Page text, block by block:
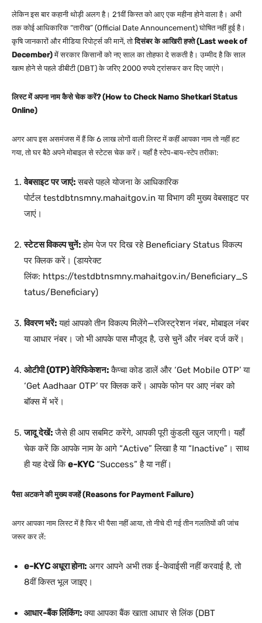
लेकिन इस बार कहानी थोड़ी अलग है। 21वीं किस्त को आए एक महीना होने वाला है। अभी
तक कोई आधिकारिक “तारीख” (Official Date Announcement) घोषित नहीं हुई है।
कृषि जानकारों और मीडिया रिपोर्ट्स की मानें, तोदिसंबर के आखिरी हफ्ते (Last week of
December)में सरकार किसानों को नए साल का तोहफा दे सकती है। उम्मीद है कि साल
खत्म होने से पहले डीबीटी (DBT) के जरिए 2000 रुपये ट्रांसफर कर दिए जाएंगे।
लिस्ट में अपना नाम कैसे चेक करें? (How to Check Namo Shetkari Status
Online)
अगर आप इस असमंजस में हैं कि 6 लाख लोगों वाली लिस्ट में कहीं आपका नाम तो नहीं हट
गया, तो घर बैठे अपने मोबाइल से स्टेटस चेक करें। यहाँ है स्टेप-बाय-स्टेप तरीका:
वेबसाइट पर जाएं:सबसे पहले योजना के आधिकारिक
पोर्टल testdbtnsmny.mahaitgov.in या विभाग की मुख्य वेबसाइट पर
जाएं।
स्टेटस विकल्प चुनें:होम पेज पर दिख रहे Beneficiary Status विकल्प
पर क्लिक करें। (डायरेक्ट
लिंक: https://testdbtnsmny.mahaitgov.in/Beneficiary_S
tatus/Beneficiary)
विवरण भरें:यहां आपको तीन विकल्प मिलेंगे—रजिस्ट्रेशन नंबर, मोबाइल नंबर
या आधार नंबर। जो भी आपके पास मौजूद है, उसे चुनें और नंबर दर्ज करें।
ओटीपी (OTP) वेरिफिकेशन:कैप्चा कोड डालें और ‘Get Mobile OTP’ या
‘Get Aadhaar OTP’ पर क्लिक करें। आपके फोन पर आए नंबर को
बॉक्स में भरें।
जादू देखें:जैसे ही आप सबमिट करेंगे, आपकी पूरी कुंडली खुल जाएगी। यहाँ
चेक करें कि आपके नाम के आगे “Active” लिखा है या “Inactive”। साथ
ही यह देखें किe-KYC“Success” है या नहीं।
पैसा अटकने की मुख्य वजहें (Reasons for Payment Failure)
अगर आपका नाम लिस्ट में है फिर भी पैसा नहीं आया, तो नीचे दी गई तीन गलतियों की जांच
जरूर कर लें:
e-KYC अधूरा होना: अगर आपने अभी तक ई-केवाईसी नहीं करवाई है, तो
8वीं किस्त भूल जाइए।
आधार-बैंक लिंकिंग:क्या आपका बैंक खाता आधार से लिंक (DBT